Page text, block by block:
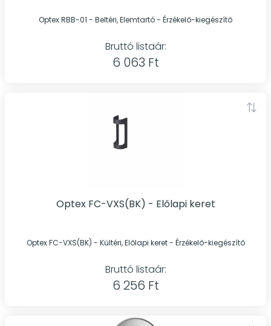
Optex RBB-01 - Beltéri, Elemtartó - Érzékelő-kiegészítő
Bruttó listaár:
6 063 Ft
Optex FC-VXS(BK) - Előlapi keret
Optex FC-VXS(BK) - Kültéri, Előlapi keret - Érzékelő-kiegészítő
Bruttó listaár:
6 256 Ft